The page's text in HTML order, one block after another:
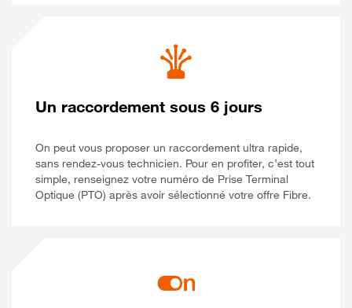
Un raccordement sous 6 jours
On peut vous proposer un raccordement ultra rapide,
sans rendez-vous technicien. Pour en profiter, c’est tout
simple, renseignez votre numéro de Prise Terminal
Optique (PTO) après avoir sélectionné votre offre Fibre.